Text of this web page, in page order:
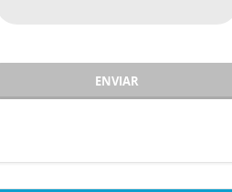
ENVIAR